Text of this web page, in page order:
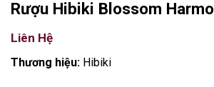
Rượu Hibiki Blossom
Liên Hệ
Thương hiệu: Hibiki